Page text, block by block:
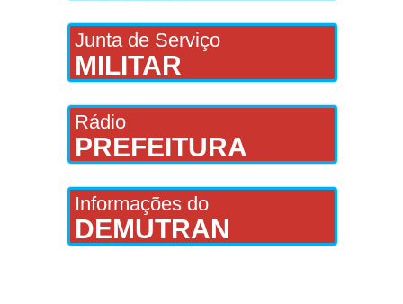
Junta de Serviço
MILITAR
Rádio
PREFEITURA
Informações do
DEMUTRAN